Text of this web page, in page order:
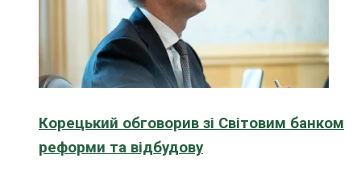
Корецький обговорив зі Світовим банком
реформи та відбудову